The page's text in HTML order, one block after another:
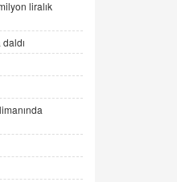
liralık